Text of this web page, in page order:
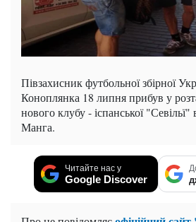
Півзахисник футбольної збірної
Коноплянка 18 липня прибув у
нового клубу - іспанської
Манга.
Читайте нас у
Google Discover